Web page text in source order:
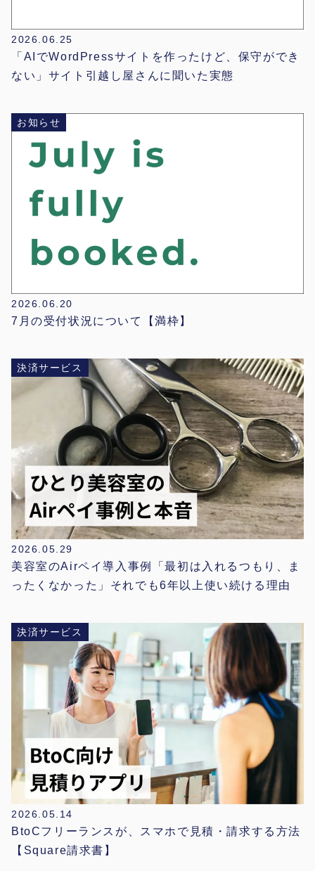
2026.06.25
「AIでWordPressサイトを作ったけど、保守ができ
ない」サイト引越し屋さんに聞いた実態
お知らせ
2026.06.20
7月の受付状況について【満枠】
決済サービス
2026.05.29
美容室のAirペイ導入事例「最初は入れるつもり、ま
ったくなかった」それでも6年以上使い続ける理由
決済サービス
2026.05.14
BtoCフリーランスが、スマホで見積・請求する方法
【Square請求書】